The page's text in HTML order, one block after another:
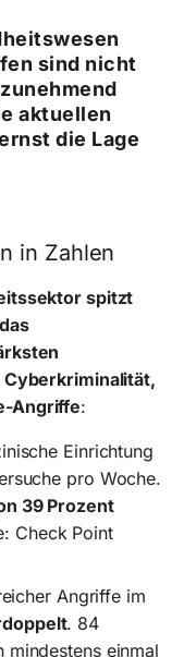
sind nicht
aktuellen
die Lage
in Zahlen
spitzt
Angriffe:
Einrichtung
pro Woche.
39 Prozent
Check Point
Angriffe im
. 84
mindestens einmal